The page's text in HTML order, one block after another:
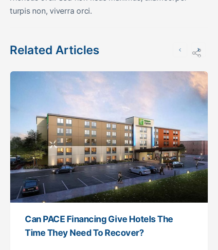
turpis non, viverra orci.
Related Articles
Can PACE Financing Give Hotels The
Time They Need To Recover?